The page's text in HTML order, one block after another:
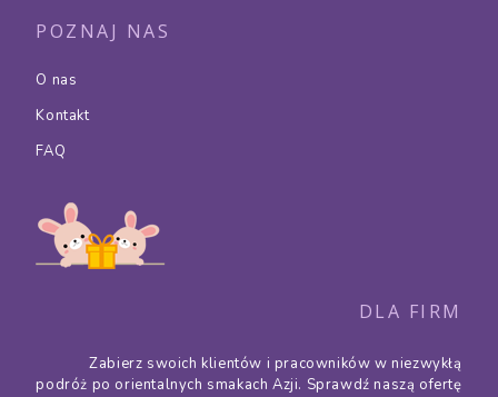
POZNAJ NAS
O nas
Kontakt
FAQ
DLA FIRM
Zabierz swoich klientów i pracowników w niezwykłą
podróż po orientalnych smakach Azji. Sprawdź naszą ofertę